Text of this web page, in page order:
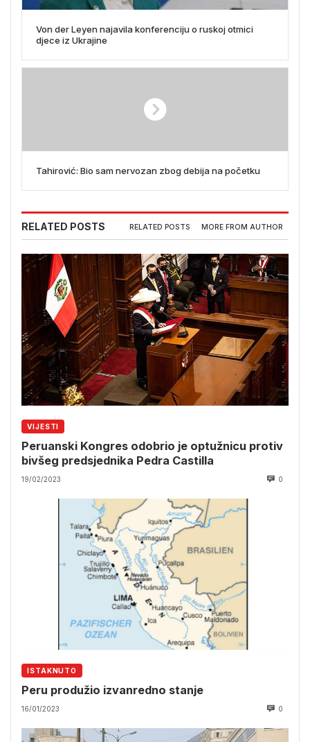
Von der Leyen najavila konferenciju o ruskoj otmici
djece iz Ukrajine
Tahirović: Bio sam nervozan zbog debija na početku
RELATED POSTS RELATED POSTS MORE FROM AUTHOR
VIJESTI
Peruanski Kongres odobrio je optužnicu protiv
bivšeg predsjednika Pedra Castilla
19/02/2023 0
ISTAKNUTO
Peru produžio izvanredno stanje
16/01/2023 0